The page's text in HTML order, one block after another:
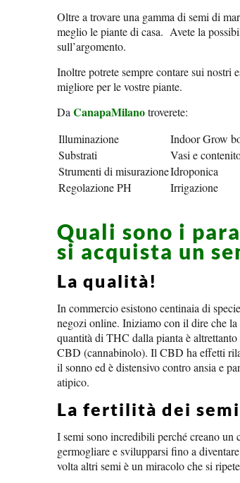
Oltre a trovare una gamma di semi di
meglio le piante di casa. Avete la
sull’argomento.
Inoltre potrete sempre contare sui nostri
migliore per le vostre piante.
DaCanapaMilanotroverete:
Illuminazione
Indoor Grow
Substrati
Vasi e
Strumenti di misurazioneIdroponica
Regolazione PH
Irrigazione
Quali sono i
si acquista un
La qualità!
In commercio esistono centinaia di
negozi online. Iniziamo con il dire che la
quantità di THC dalla pianta è
CBD (cannabinolo). Il CBD ha effetti
il sonno ed è distensivo contro ansia e
atipico.
La fertilità dei semi
I semi sono incredibili perché creano
germogliare e svilupparsi fino a
volta altri semi è un miracolo che si